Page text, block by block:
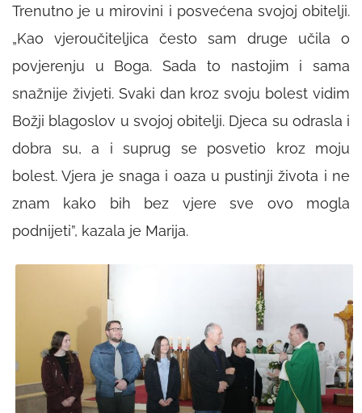
Trenutno je u mirovini i posvećena svojoj obitelji.
„Kao vjeroučiteljica često sam druge učila o
povjerenju u Boga. Sada to nastojim i sama
snažnije živjeti. Svaki dan kroz svoju bolest vidim
Božji blagoslov u svojoj obitelji. Djeca su odrasla i
dobra su, a i suprug se posvetio kroz moju
bolest. Vjera je snaga i oaza u pustinji života i ne
znam kako bih bez vjere sve ovo mogla
podnijeti”, kazala je Marija.